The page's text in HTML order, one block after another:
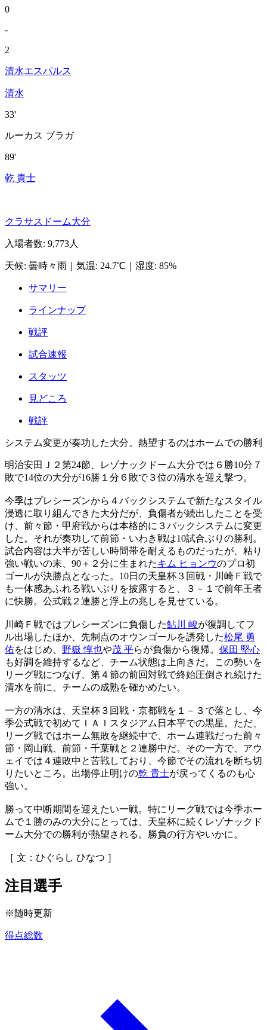
0
-
2
清水エスパルス
清水
33'
ルーカス ブラガ
89'
乾 貴士
クラサスドーム大分
入場者数: 9,773人
天候: 曇時々雨 気温: 24.7℃ 湿度: 85%
サマリー
ラインナップ
戦評
試合速報
スタッツ
見どころ
戦評
システム変更が奏功した大分。熱望するのはホームでの勝利
明治安田Ｊ２第24節、レゾナックドーム大分では６勝10分７
敗で14位の大分が16勝１分６敗で３位の清水を迎え撃つ。
今季はプレシーズンから４バックシステムで新たなスタイル
浸透に取り組んできた大分だが、負傷者が続出したことを受
け、前々節・甲府戦からは本格的に３バックシステムに変更
した。それが奏功して前節・いわき戦は10試合ぶりの勝利。
試合内容は大半が苦しい時間帯を耐えるものだったが、粘り
強い戦いの末、90＋２分に生まれたキム ヒョンウのプロ初
ゴールが決勝点となった。10日の天皇杯３回戦・川崎Ｆ戦で
も一体感あふれる戦いぶりを披露すると、３－１で前年王者
に快勝。公式戦２連勝と浮上の兆しを見せている。
川崎Ｆ戦ではプレシーズンに負傷した鮎川 峻が復調してフ
ル出場したほか、先制点のオウンゴールを誘発した松尾 勇
佑をはじめ、 野嶽 惇也や茂 平らが負傷から復帰。 保田 堅心
も好調を維持するなど、チーム状態は上向きだ。この勢いを
リーグ戦につなげ、第４節の前回対戦で終始圧倒され続けた
清水を前に、チームの成熟を確かめたい。
一方の清水は、天皇杯３回戦・京都戦を１－３で落とし、今
季公式戦で初めてＩＡＩスタジアム日本平での黒星。ただ、
リーグ戦ではホーム無敗を継続中で、ホーム連戦だった前々
節・岡山戦、前節・千葉戦と２連勝中だ。その一方で、アウ
ェイでは４連敗中と苦戦しており、今節でその流れを断ち切
りたいところ。出場停止明けの乾 貴士が戻ってくるのも心
強い。
勝って中断期間を迎えたい一戦。特にリーグ戦では今季ホー
ムで１勝のみの大分にとっては、天皇杯に続くレゾナックド
ーム大分での勝利が熱望される。勝負の行方やいかに。
［ 文：ひぐらし ひなつ ］
注目選手
※随時更新
得点総数